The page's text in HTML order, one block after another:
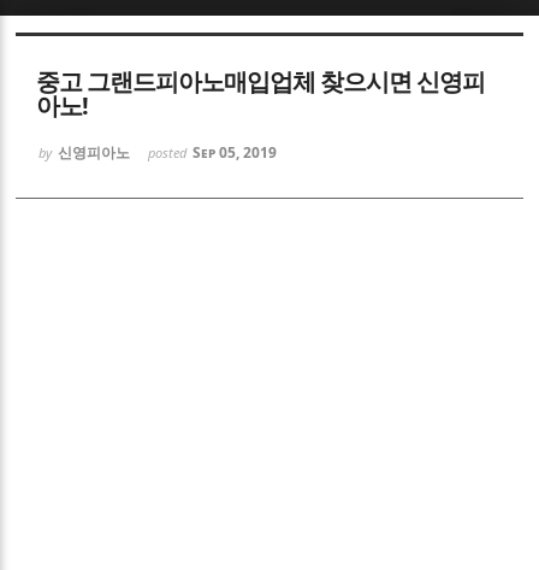
중고 그랜드피아노매입업체 찾으시면 신영피
아노!
by 신영피아노 posted Sep 05, 2019